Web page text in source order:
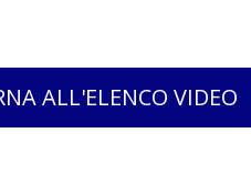
ALL'ELENCO VIDEO